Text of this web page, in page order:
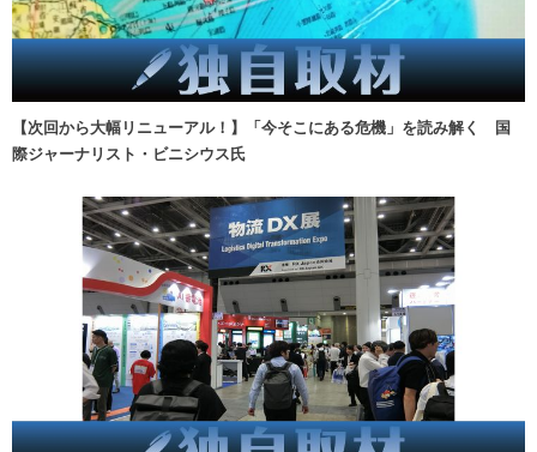
【次回から大幅リニューアル！】「今そこにある危機」を読み解く 国
際ジャーナリスト・ビニシウス氏